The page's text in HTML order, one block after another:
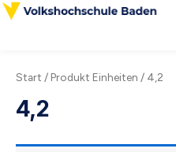
Zum
Inhalt
Start / Produkt Einheiten / 4,2
4,2